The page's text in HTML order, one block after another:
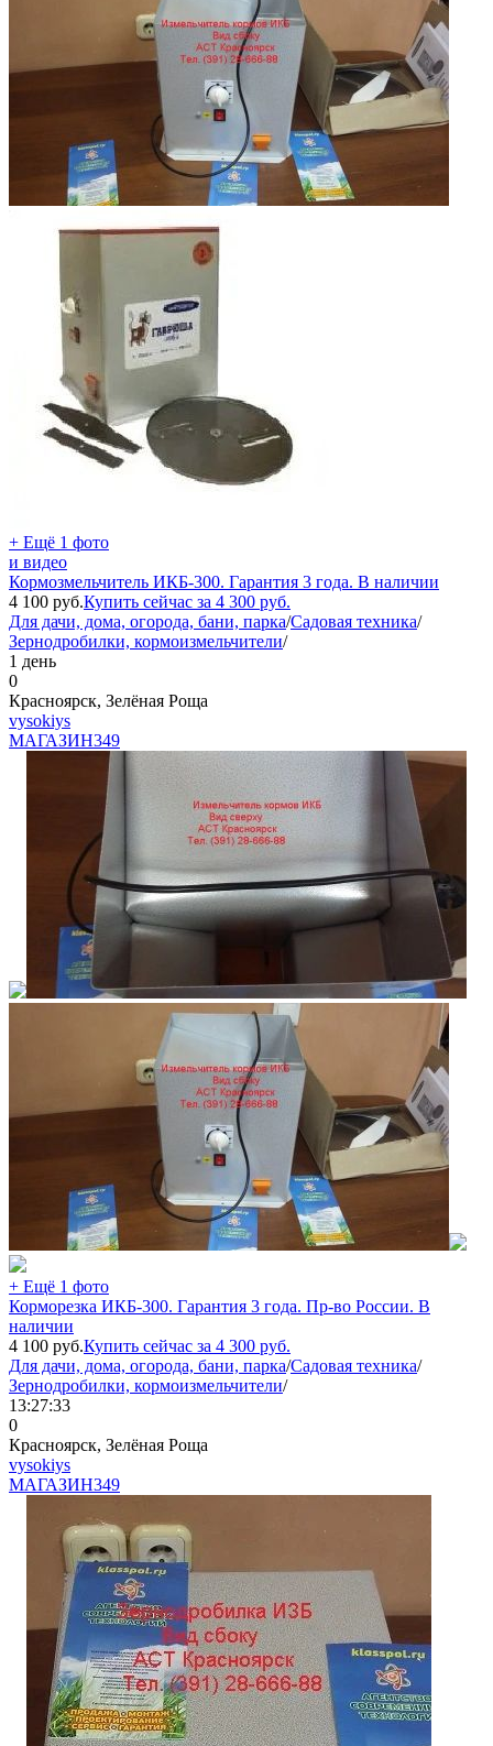
+ Ещё 1 фото
и видео
Кормозмельчитель ИКБ-300. Гарантия 3 года. В наличии
4 100 руб.Купить сейчас за 4 300 руб.
Для дачи, дома, огорода, бани, парка/Садовая техника/
Зернодробилки, кормоизмельчители/
1 день
0
Красноярск, Зелёная Роща
vysokiys
МАГАЗИН349
+ Ещё 1 фото
Корморезка ИКБ-300. Гарантия 3 года. Пр-во России. В
наличии
4 100 руб.Купить сейчас за 4 300 руб.
Для дачи, дома, огорода, бани, парка/Садовая техника/
Зернодробилки, кормоизмельчители/
13:27:33
0
Красноярск, Зелёная Роща
vysokiys
МАГАЗИН349